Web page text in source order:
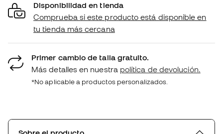
Disponibilidad en tienda
Comprueba si este producto está disponible en
tu tienda más cercana
Primer cambio de talla gratuito.
Más detalles en nuestra política de devolución.
*No aplicable a productos personalizados.